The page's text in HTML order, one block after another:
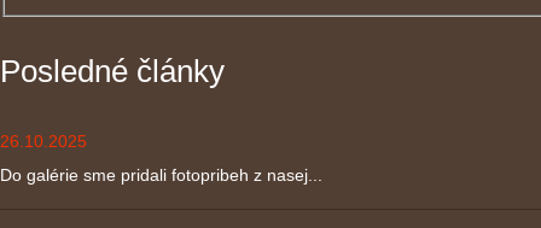
Posledné články
26.10.2025
Do galérie sme pridali fotopribeh z nasej...